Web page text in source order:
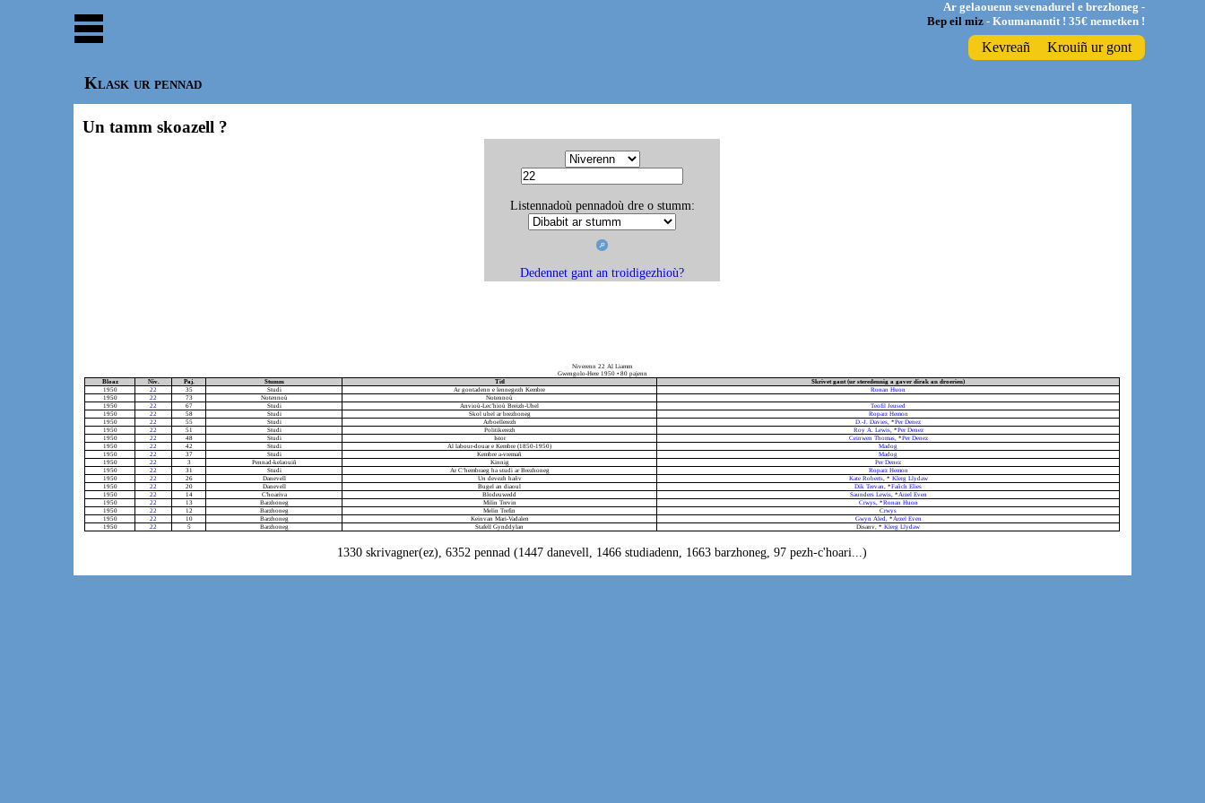
Ar gelaouenn sevenadurel e brezhoneg -
Bep eil miz- Koumanantit ! 35€ nemetken !
Kevreañ Krouiñ ur gont
Klask ur pennad
Un tamm skoazell ?
Listennadoù pennadoù dre o stumm:
Dedennet gant an troidigezhioù?
Niverenn 22 Al Liamm
Gwengolo-Here 1950 • 80 pajenn
Bloaz
Niv. Paj. Stumm Titl
Skrivet gant (ur steredennig a gaver dirak an droerien)
1950
22 35 Studi Ar gontadenn e lennegezh Kembre
Ronan Huon
1950
22 73 Notennoù
Notennoù
1950
22 67 Studi Anvioù-Lec’hioù Breizh-Uhel
Teofil Jeused
1950
22 58 Studi Skol uhel ar brezhoneg
Roparz Hemon
1950
22 55 Studi Arboellerezh D.-J. Davies , *Per Denez
1950
22 51 Studi Politikerezh Roy A. Lewis, *Per Denez
1950
22 48 Studi Istor Ceinwen Thomas, *Per Denez
1950
22 42 Studi Al labour-douar e Kembre (1850-1950)
Madog
1950
22 37 Studi Kembre a-vremañ
Madog
1950
22 3 Pennad-kelaouiñ Kinnig
Per Denez
1950
22 31 Studi Ar C’hembraeg ha studi ar Brezhoneg
Roparz Hemon
1950
22 26 Danevell Un devezh hañv Kate Roberts, * Klerg Llydaw
1950
22 20 Danevell Bugel an diaoul Dik Trevan , *Fañch Elies
1950
22 14 C'hoariva Blodeuwedd Saunders Lewis, * Arzel Even
1950
22 13 Barzhoneg Milin Trevin Crwys, *Ronan Huon
1950
22 12 Barzhoneg Melin Trefin
Crwys
1950
22 10 Barzhoneg Keinvan Mari-Vadalen Gwyn Aled , * Arzel Even
1950
22 5 Barzhoneg Stafell Gynddylan Disanv, * Klerg Llydaw
1330 skrivagner(ez), 6352 pennad (1447 danevell, 1466 studiadenn, 1663 barzhoneg, 97 pezh-c'hoari...)